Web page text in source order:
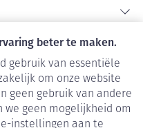
beter te maken.
gebruik van essentiële
om onze website
geen gebruik van andere
we geen mogelijkheid om
instellingen aan te